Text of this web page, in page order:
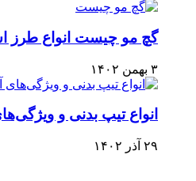
گچ مو چیست انواع طرز
۳ بهمن ۱۴۰۲
انواع تیپ بدنی و
۲۹ آذر ۱۴۰۲